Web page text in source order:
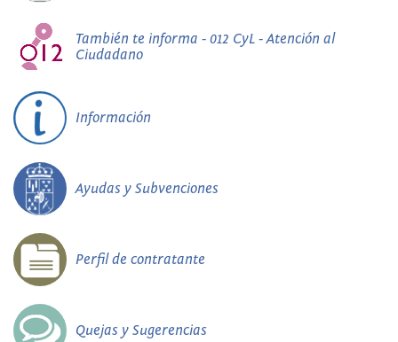
También te informa - 012 CyL - Atención al
Ciudadano
Información
Ayudas y Subvenciones
Perfil de contratante
Quejas y Sugerencias